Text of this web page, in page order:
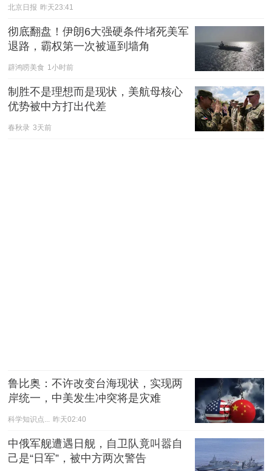
北京日报 昨天23:41
彻底翻盘！伊朗6大强硬条件堵死美军
退路，霸权第一次被逼到墙角
辟鸿唠美食 1小时前
制胜不是理想而是现状，美航母核心
优势被中方打出代差
春秋录 3天前
鲁比奥：不许改变台海现状，实现两
岸统一，中美发生冲突将是灾难
科学知识点... 昨天02:40
中俄军舰遭遇日舰，自卫队竟叫嚣自
己是“日军”，被中方两次警告